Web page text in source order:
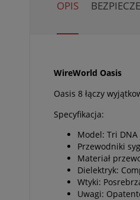
OPIS
WireWorld Oasis
Oasis 8 łączy
Specyfikacja:
Model: Tri DNA
Przewodniki
Materiał
Dielektryk:
Wtyki:
Uwagi: